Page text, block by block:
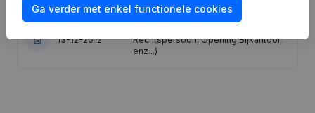
13-12-2012
Rechtspersoon, Opening Bijkantoor,
enz...)
Ga verder met enkel functionele cookies